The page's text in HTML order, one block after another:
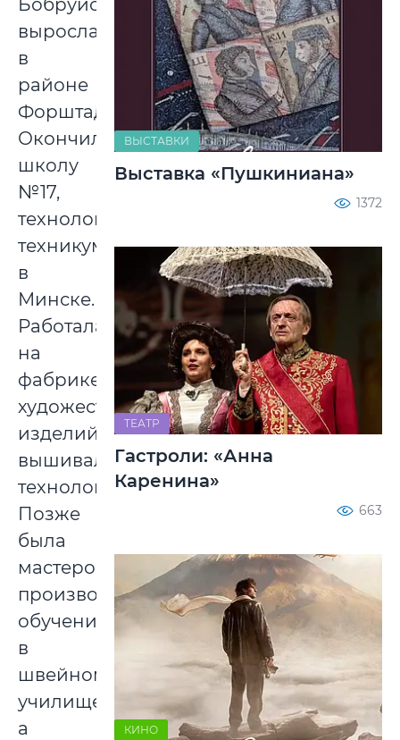
Бобруйске,
выросла
в
районе
Форштадта.
Окончила
школу
№17,
технологический
техникум
в
Минске.
Работала
на
фабрике
художественных
изделий
вышивальщицей,
технологом.
Позже
была
мастером
производственного
обучения
в
швейном
училище,
а
ВЫСТАВКИ
Выставка «Пушкиниана»
1372
ТЕАТР
Гастроли: «Анна
Каренина»
663
КИНО